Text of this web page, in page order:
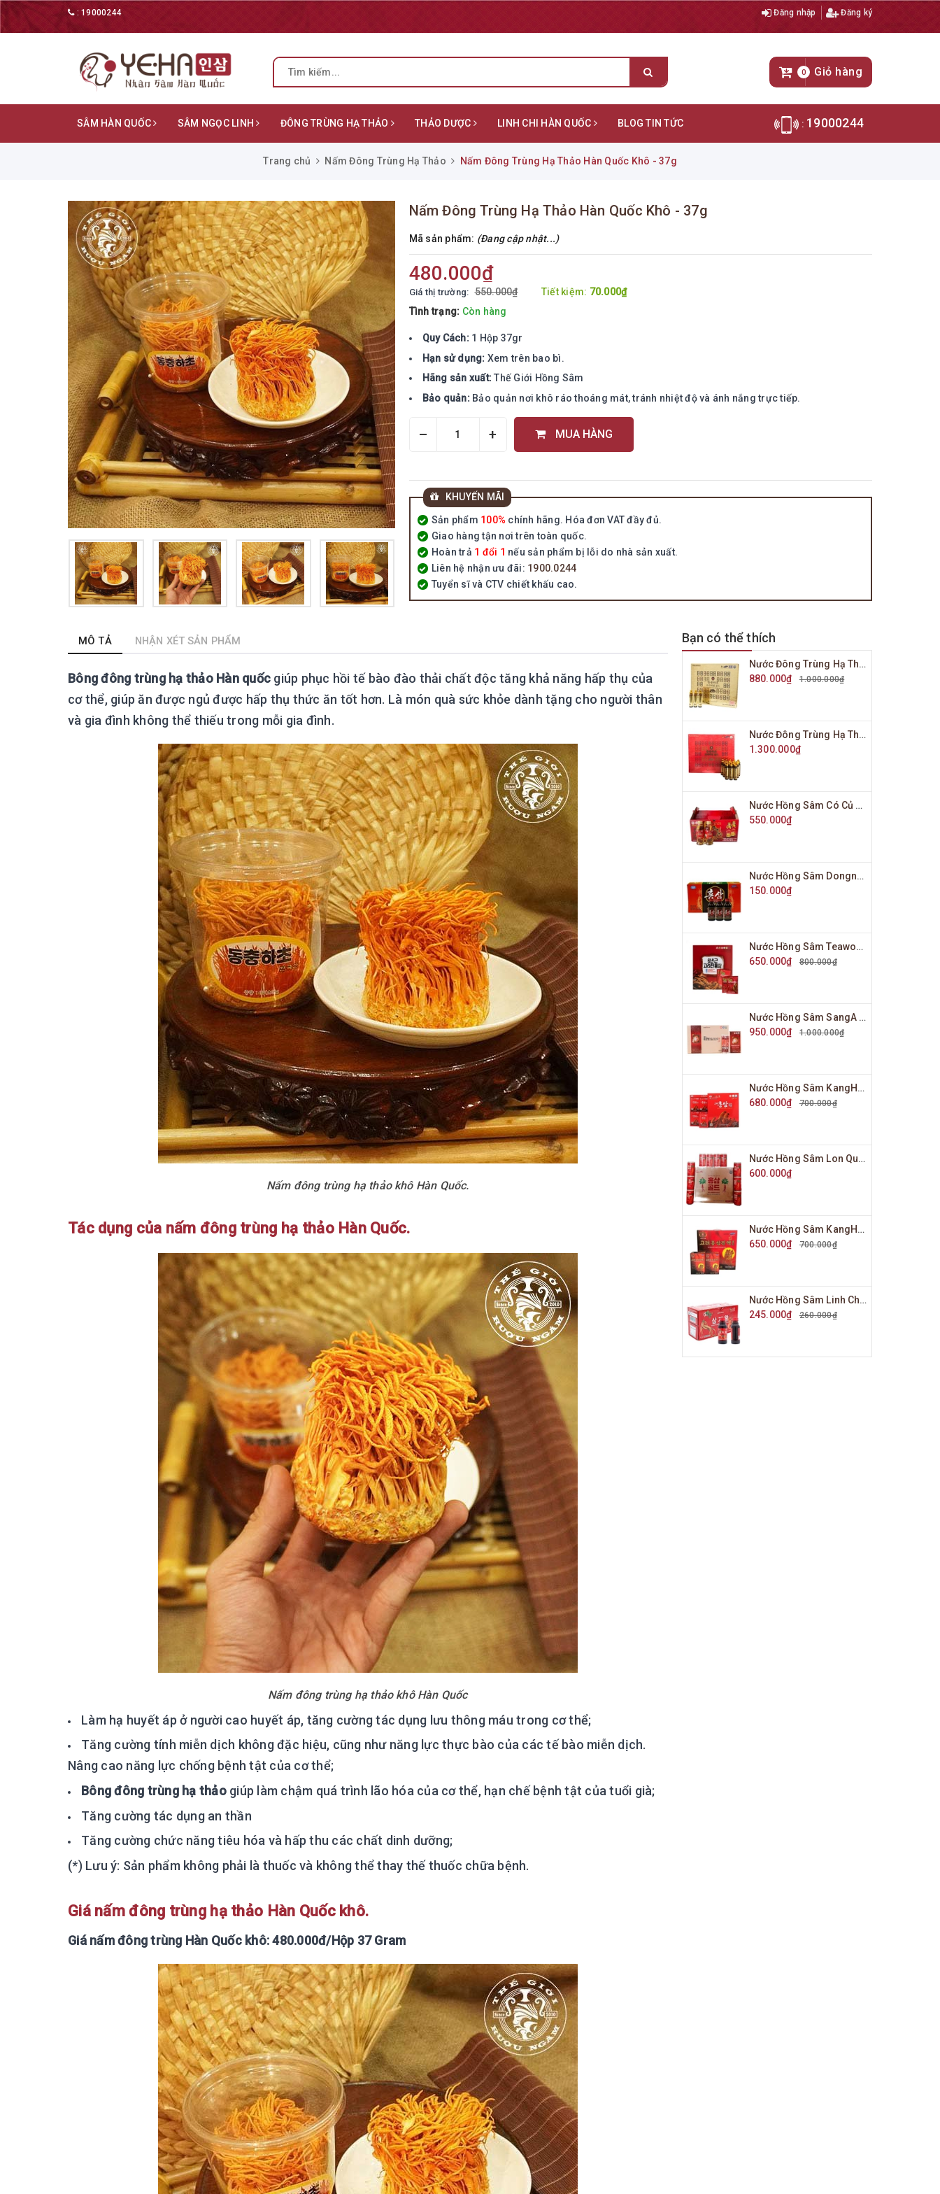
: 19000244 Đăng nhập Đăng ký
0 Giỏ hàng
SÂM HÀN QUỐC SÂM NGỌC LINH ĐÔNG TRÙNG HẠ THẢO THẢO DƯỢC LINH CHI HÀN QUỐC BLOG TIN TỨC : 19000244
Trang chủ Nấm Đông Trùng Hạ Thảo Nấm Đông Trùng Hạ Thảo Hàn Quốc Khô - 37g
Nấm Đông Trùng Hạ Thảo Hàn Quốc Khô - 37g
Mã sản phẩm: (Đang cập nhật...)
480.000₫
Giá thị trường: 550.000₫ Tiết kiệm: 70.000₫
Tình trạng: Còn hàng
Quy Cách: 1 Hộp 37gr
Hạn sử dụng: Xem trên bao bì.
Hãng sản xuất:Thế Giới Hồng Sâm
Bảo quản: Bảo quản nơi khô ráo thoáng mát, tránh nhiệt độ và ánh nắng trực tiếp.
– + MUA HÀNG
KHUYẾN MÃI
Sản phẩm 100% chính hãng. Hóa đơn VAT đầy đủ.
Giao hàng tận nơi trên toàn quốc.
Hoàn trả 1 đổi 1 nếu sản phẩm bị lỗi do nhà sản xuất.
Liên hệ nhận ưu đãi: 1900.0244
Tuyển sĩ và CTV chiết khấu cao.
MÔ TẢ NHẬN XÉT SẢN PHẨM
Bông đông trùng hạ thảo Hàn quốc giúp phục hồi tế bào đào thải chất độc tăng khả năng hấp thụ của
cơ thể, giúp ăn được ngủ được hấp thụ thức ăn tốt hơn. Là món quà sức khỏe dành tặng cho người thân
và gia đình không thể thiếu trong mỗi gia đình.
Nấm đông trùng hạ thảo khô Hàn Quốc.
Tác dụng của nấm đông trùng hạ thảo Hàn Quốc.
Nấm đông trùng hạ thảo khô Hàn Quốc
Làm hạ huyết áp ở người cao huyết áp, tăng cường tác dụng lưu thông máu trong cơ thể;
Tăng cường tính miễn dịch không đặc hiệu, cũng như năng lực thực bào của các tế bào miễn dịch.
Nâng cao năng lực chống bệnh tật của cơ thể;
Bông đông trùng hạ thảogiúp làm chậm quá trình lão hóa của cơ thể, hạn chế bệnh tật của tuổi già;
Tăng cường tác dụng an thần
Tăng cường chức năng tiêu hóa và hấp thu các chất dinh dưỡng;
(*) Lưu ý: Sản phẩm không phải là thuốc và không thể thay thế thuốc chữa bệnh.
Giá nấm đông trùng hạ thảo Hàn Quốc khô.
Giá nấm đông trùng Hàn Quốc khô: 480.000đ/Hộp 37 Gram
Bạn có thể thích
Nước Đông Trùng Hạ Thảo Bio Science Hàn Quốc Hộp Vàng 20 Ống x 20ml
880.000₫
1.000.000₫
Nước Đông Trùng Hạ Thảo Bio Science Hàn Quốc Hộp Đỏ 20 Ống x 20ml
1.300.000₫
Nước Hồng Sâm Có Củ Won Ki Sam Hàn Quốc Hộp 10 Chai x 120ml
550.000₫
Nước Hồng Sâm Dongnam Medics Hàn Quốc Hộp 10 Chai x 100ml
150.000₫
Nước Hồng Sâm Teawong Hàn Quốc Hộp 30 Gói x 70ml
650.000₫
800.000₫
Nước Hồng Sâm SangA Người Lớn Hộp 30 Gói x 10ml
950.000₫
1.000.000₫
Nước Hồng Sâm KangHwa Hàn Quốc Hộp 30 Gói x 70ml
680.000₫
700.000₫
Nước Hồng Sâm Lon Queen Bin Hàn Quốc Hộp 30 Lon x 175ml
600.000₫
Nước Hồng Sâm KangHwa Hàn Quốc Hộp 30 Gói x 80ml
650.000₫
700.000₫
Nước Hồng Sâm Linh Chi KGS Hộp 10 Chai x 100ml
245.000₫
260.000₫